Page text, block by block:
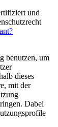
und
benutzen, um
dieses
mit der
Dabei